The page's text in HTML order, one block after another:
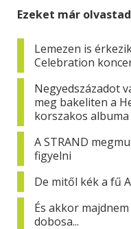
Ezeket már
Lemezen is
Celebration
Negyedszázadot
meg bakeliten a
korszakos albuma
A STRAND
figyelni
De mitől kék a fű
És akkor
dobosa...